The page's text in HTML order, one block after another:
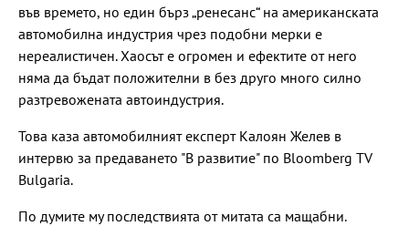
във времето, но един бърз „ренесанс“ на американската
автомобилна индустрия чрез подобни мерки е
нереалистичен. Хаосът е огромен и ефектите от него
няма да бъдат положителни в без друго много силно
разтревожената автоиндустрия.
Това каза автомобилният експерт Калоян Желев в
интервю за предаването "В развитие" по Bloomberg TV
Bulgaria.
По думите му последствията от митата са мащабни.